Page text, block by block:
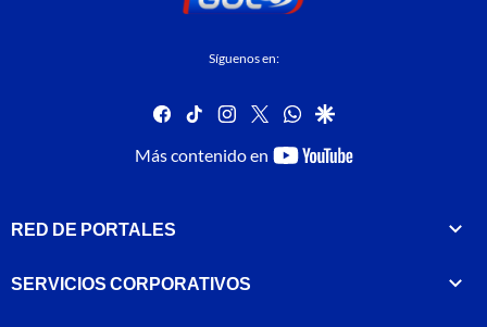
Síguenos en:
facebook
tiktok instagram
twitterwhatsapp
google
Más contenido en
youtube-
RED DE PORTALES
SERVICIOS CORPORATIVOS